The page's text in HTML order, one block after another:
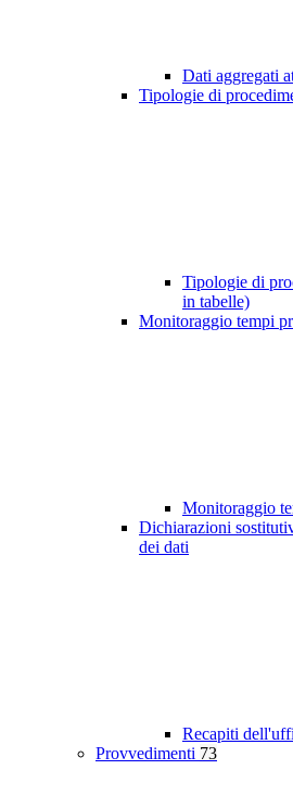
Dati aggregati
Tipologie di
Tipologie di
in tabelle)
Monitoraggio tempi
Monitoraggio
Dichiarazioni
dei dati
Recapiti
Provvedimenti 73